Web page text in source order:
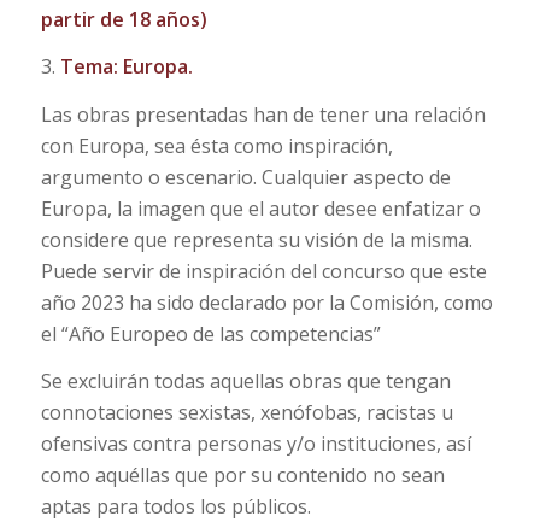
partir de 18 años)
3. Tema: Europa.
Las obras presentadas han de tener una relación
con Europa, sea ésta como inspiración,
argumento o escenario. Cualquier aspecto de
Europa, la imagen que el autor desee enfatizar o
considere que representa su visión de la misma.
Puede servir de inspiración del concurso que este
año 2023 ha sido declarado por la Comisión, como
el “Año Europeo de las competencias”
Se excluirán todas aquellas obras que tengan
connotaciones sexistas, xenófobas, racistas u
ofensivas contra personas y/o instituciones, así
como aquéllas que por su contenido no sean
aptas para todos los públicos.